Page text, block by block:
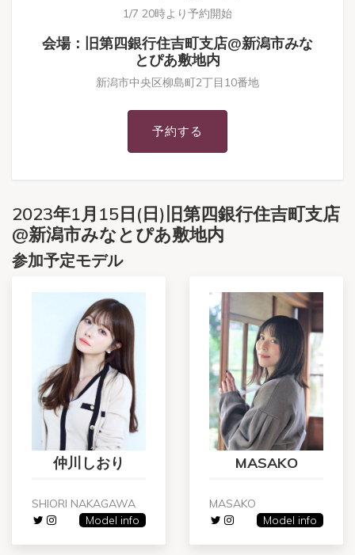
1/7 20時より予約開始
会場：旧第四銀行住吉町支店@新潟市みな
とぴあ敷地内
新潟市中央区柳島町2丁目10番地
予約する
2023年1月15日(日)旧第四銀行住吉町支店
@新潟市みなとぴあ敷地内
参加予定モデル
仲川しおり
SHIORI NAKAGAWA
Model info
MASAKO
MASAKO
Model info